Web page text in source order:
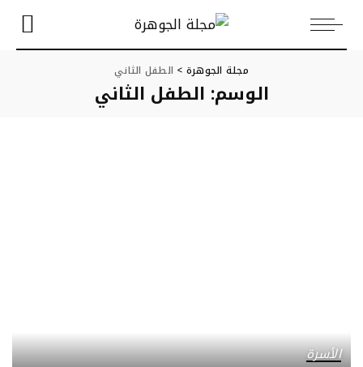
مجلة الجوهرة > الطفل الثاني
الوسم: الطفل الثاني
الأسرة